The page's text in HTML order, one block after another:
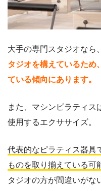
大手の専門スタジオなら、
タジオを構えているため
ている傾向にあります。
また、マシンピラティス
使用するエクササイズ。
代表的なピラティス器具
ものを取り揃えている可
タジオの方が間違いがな